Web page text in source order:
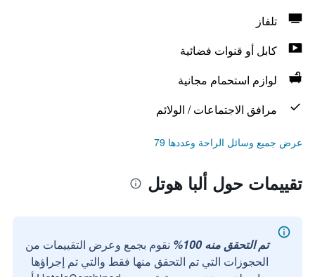
تلفاز
كابل أو قنوات فضائية
لوازم استحمام مجانية
مرافق الاجتماعات / الولائم
عرض جميع وسائل الراحة وعددها 79
تقييمات حول ألبا هوتل
تم التحقق منه 100%
نقوم بجمع وعرض التقييمات من
الحجوزات التي تم التحقق منها فقط والتي تم إجراؤها